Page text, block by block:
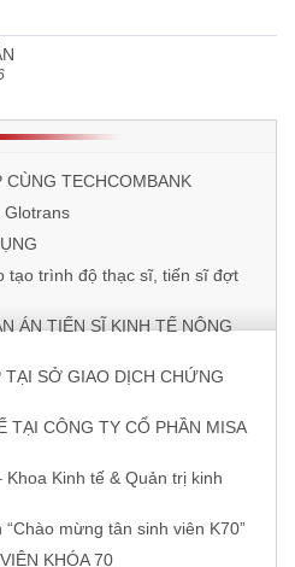
TECHCOMBANK
Glotrans
tạo trình độ thạc sĩ, tiến sĩ đợt
ÁN TIẾN SĨ KINH TẾ NÔNG
SỞ GIAO DỊCH CHỨNG
TẠI CÔNG TY CỔ PHẦN MISA
Kinh tế & Quản trị kinh
mừng tân sinh viên K70”
KHÓA 70